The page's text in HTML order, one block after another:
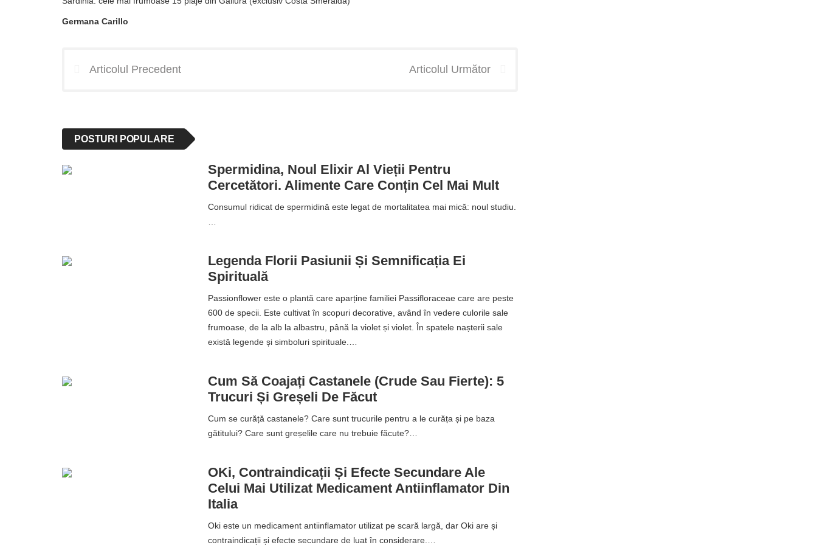
Germana Carillo
Articolul Precedent Articolul Următor
POSTURI POPULARE
Spermidina, Noul Elixir Al Vieții Pentru
Cercetători. Alimente Care Conțin Cel Mai Mult
Consumul ridicat de spermidină este legat de mortalitatea mai mică: noul studiu.
Legenda Florii Pasiunii Și Semnificația Ei
Spirituală
Passionflower este o plantă care aparține familiei Passifloraceae care are peste
600 de specii. Este cultivat în scopuri decorative, având în vedere culorile sale
frumoase, de la alb la albastru, până la violet și violet. În spatele nașterii sale
există legende și simboluri spirituale.…
Cum Să Coajați Castanele (crude Sau Fierte): 5
Trucuri Și Greșeli De Făcut
Cum se curăță castanele? Care sunt trucurile pentru a le curăța și pe baza
gătitului? Care sunt greșelile care nu trebuie făcute?…
OKi, Contraindicații Și Efecte Secundare Ale
Celui Mai Utilizat Medicament Antiinflamator Din
Italia
Oki este un medicament antiinflamator utilizat pe scară largă, dar Oki are și
contraindicații și efecte secundare de luat în considerare.…